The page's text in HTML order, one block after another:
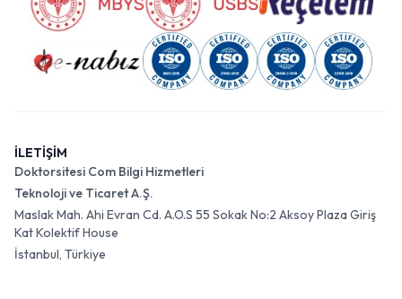
İLETİŞİM
Doktorsitesi Com Bilgi Hizmetleri
Teknoloji ve Ticaret A.Ş.
Maslak Mah. Ahi Evran Cd. A.O.S 55 Sokak No:2 Aksoy Plaza Giriş
Kat Kolektif House
İstanbul, Türkiye